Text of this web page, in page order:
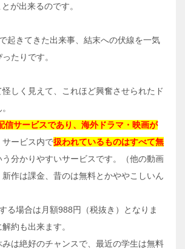
が出来るのです。
起きてきた出来事、結末への伏線を一気
たりです。
しく見えて、これほど興奮させられたド
信サービスであり、海外ドラマ・映画が
サービス内で扱われているものはすべて無
う分かりやすいサービスです。（他の動画
作は課金、昔のは無料とかややこしいん
る場合は月額988円（税抜き）となりま
約も出来ます。
は絶好のチャンスで、最近の学生は無料